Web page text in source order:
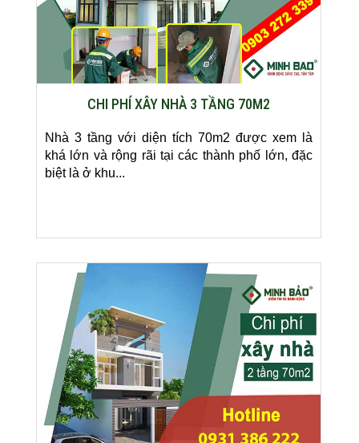
CHI PHÍ XÂY NHÀ 3 TẦNG 70M2
Nhà 3 tầng với diện tích 70m2 được xem là
khá lớn và rộng rãi tại các thành phố lớn, đặc
biệt là ở khu...